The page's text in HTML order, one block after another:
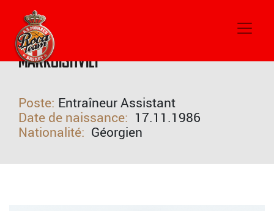
#Entraîneur Assistant
Manuchar
MARKOISHVILI
Poste: Entraîneur Assistant
Date de naissance: 17.11.1986
Nationalité: Géorgien